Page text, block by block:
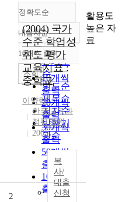
정확도순
정확도
순
인기도
순
연도순
제목순
저자순
발행기
관순
내림차순
내림차순
10개씩 출력
10개씩
출력
20개씩
출력
30개씩
출력
50개씩
출력
100개씩
출력
조회
(2004) 국가
수준 학업성
취도 평가
교육지표 :
중학교
이양락
한국교육과
정평가원
2005
복
사/
대출
신청
2
활용도
높은 자
료